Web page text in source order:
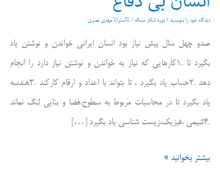
دیدگاه‌ خود را بنویسید /دوره شکار مساله / %آسترا% مهدی نصری
صدو چهل سال پیش نیاز بود انسان ایرانی خواندن و نوشتن یاد
بگیرد تا .۱کارهایی که نیاز به خواندن و نوشتن نیاز دارد را انجام
دهد .۲حساب یاد بگیرد ، تا بتواند با اعداد و ارقام کارکند .۳هندسه
یاد بگیرد تا در محاسبات مربوط به سطوح،فضا و بنایی لنگ نماند
.۴شیمی ،فیزیک،زیست شناسی یاد بگیرد […]
انسان
بیشتر بخوانید »